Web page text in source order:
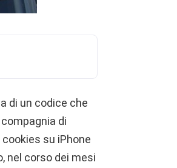
di un codice che
di
su iPhone
nel corso dei mesi